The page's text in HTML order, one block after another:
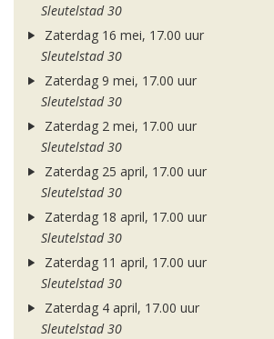
Sleutelstad 30
Zaterdag 16 mei, 17.00 uur
Sleutelstad 30
Zaterdag 9 mei, 17.00 uur
Sleutelstad 30
Zaterdag 2 mei, 17.00 uur
Sleutelstad 30
Zaterdag 25 april, 17.00 uur
Sleutelstad 30
Zaterdag 18 april, 17.00 uur
Sleutelstad 30
Zaterdag 11 april, 17.00 uur
Sleutelstad 30
Zaterdag 4 april, 17.00 uur
Sleutelstad 30